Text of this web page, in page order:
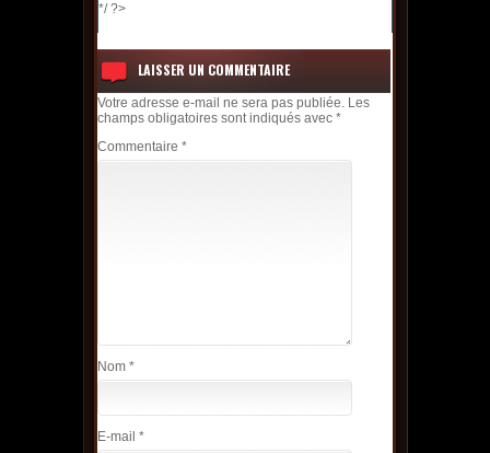
*/ ?>
LAISSER UN COMMENTAIRE
Votre adresse e-mail ne sera pas publiée. Les
champs obligatoires sont indiqués avec *
Commentaire *
Nom *
E-mail *